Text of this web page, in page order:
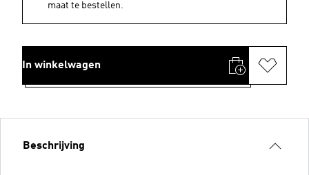
maat te bestellen.
In winkelwagen
Beschrijving